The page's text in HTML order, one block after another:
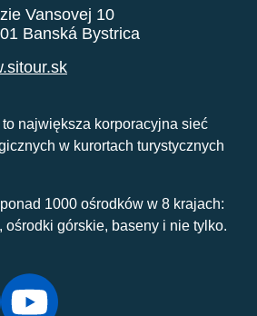
Vansovej 10
Banská Bystrica
największa korporacyjna sieć
w kurortach turystycznych
1000 ośrodków w 8 krajach:
ośrodki górskie, baseny i nie tylko.